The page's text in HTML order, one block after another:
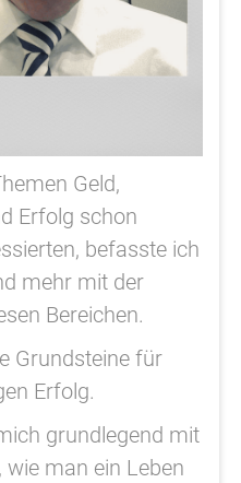
Geld,
Erfolg schon
befasste ich
mehr mit der
Bereichen.
Grundsteine für
Erfolg.
grundlegend mit
man ein Leben